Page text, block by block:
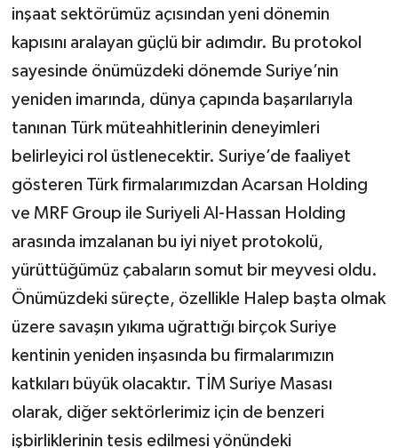
inşaat sektörümüz açısından yeni dönemin
kapısını aralayan güçlü bir adımdır. Bu protokol
sayesinde önümüzdeki dönemde Suriye’nin
yeniden imarında, dünya çapında başarılarıyla
tanınan Türk müteahhitlerinin deneyimleri
belirleyici rol üstlenecektir. Suriye’de faaliyet
gösteren Türk firmalarımızdan Acarsan Holding
ve MRF Group ile Suriyeli Al-Hassan Holding
arasında imzalanan bu iyi niyet protokolü,
yürüttüğümüz çabaların somut bir meyvesi oldu.
Önümüzdeki süreçte, özellikle Halep başta olmak
üzere savaşın yıkıma uğrattığı birçok Suriye
kentinin yeniden inşasında bu firmalarımızın
katkıları büyük olacaktır. TİM Suriye Masası
olarak, diğer sektörlerimiz için de benzeri
işbirliklerinin tesis edilmesi yönündeki